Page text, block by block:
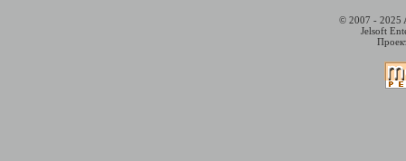
© 2007 - 2025
Jelsoft